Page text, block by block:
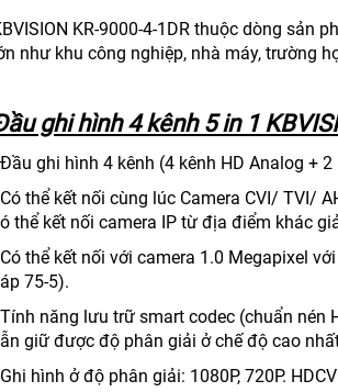
KR-9000-4-1DR thuộc dòng sản
như khu công nghiệp, nhà máy, trường
ghi hình 4 kênh 5 in 1
ghi hình 4 kênh (4 kênh HD Analog + 2
thể kết nối cùng lúc Camera CVI/ TVI/
thể kết nối camera IP từ địa điểm khác
thể kết nối với camera 1.0 Megapixel
75-5).
năng lưu trữ smart codec (chuẩn
giữ được độ phân giải ở chế độ cao
hình ở độ phân giải: 1080P, 720P.